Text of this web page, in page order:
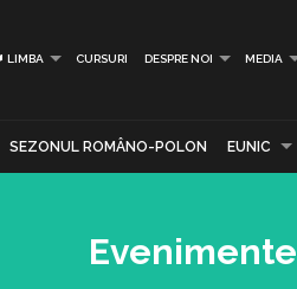
LIMBA CURSURI DESPRE NOI MEDIA
SEZONUL ROMÂNO-POLON EUNIC
Evenimente